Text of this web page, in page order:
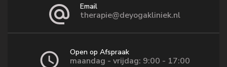
Email
therapie@deyogakliniek.nl
Open op Afspraak
maandag - vrijdag: 9:00 - 17:00